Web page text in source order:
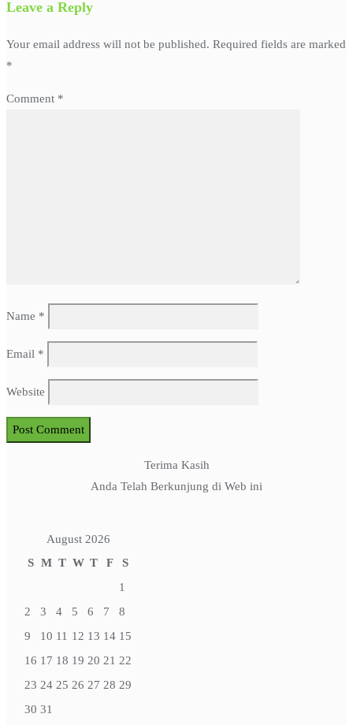
Leave a Reply
Your email address will not be published. Required fields are marked
*
Comment *
Name *
Email *
Website
Terima Kasih
Anda Telah Berkunjung di Web ini
August 2026
S M T W T F
S
1
2
3 4 5 6 7
8
9
10 11 12 13 14 15
16 17 18 19 20 21 22
23 24 25 26 27 28 29
30 31